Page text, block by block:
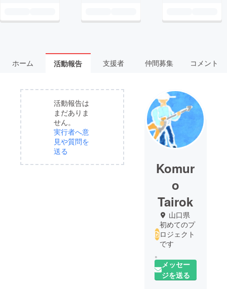
ホーム 活動報告 支援者 仲間募集 コメント
活動報告は
まだありま
せん。
実行者へ意
見や質問を
送る
Komur
o
Tairok
山口県
初めてのプ
ロジェクト
です
。
メッセー
ジを送る